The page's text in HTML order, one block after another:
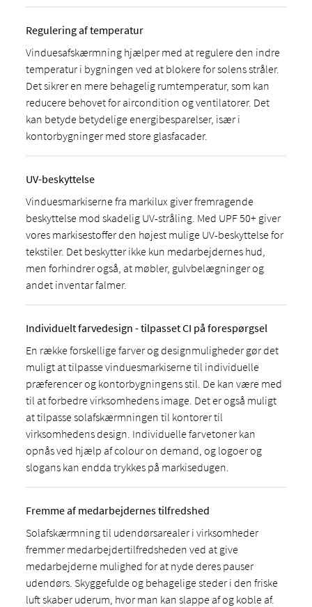
Regulering af temperatur
Vinduesafskærmning hjælper med at regulere den indre
temperatur i bygningen ved at blokere for solens stråler.
Det sikrer en mere behagelig rumtemperatur, som kan
reducere behovet for aircondition og ventilatorer. Det
kan betyde betydelige energibesparelser, især i
kontorbygninger med store glasfacader.
UV-beskyttelse
Vinduesmarkiserne fra markilux giver fremragende
beskyttelse mod skadelig UV-stråling. Med UPF 50+ giver
vores markisestoffer den højest mulige UV-beskyttelse for
tekstiler. Det beskytter ikke kun medarbejdernes hud,
men forhindrer også, at møbler, gulvbelægninger og
andet inventar falmer.
Individuelt farvedesign - tilpasset CI på forespørgsel
En række forskellige farver og designmuligheder gør det
muligt at tilpasse vinduesmarkiserne til individuelle
præferencer og kontorbygningens stil. De kan være med
til at forbedre virksomhedens image. Det er også muligt
at tilpasse solafskærmningen til kontorer til
virksomhedens design. Individuelle farvetoner kan
opnås ved hjælp af colour on demand, og logoer og
slogans kan endda trykkes på markisedugen.
Fremme af medarbejdernes tilfredshed
Solafskærmning til udendørsarealer i virksomheder
fremmer medarbejdertilfredsheden ved at give
medarbejderne mulighed for at nyde deres pauser
udendørs. Skyggefulde og behagelige steder i den friske
luft skaber uderum, hvor man kan slappe af og koble af.